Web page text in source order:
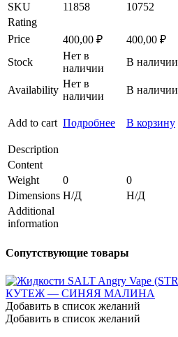
SKU
11858 10752
Rating
Price
400,00 ₽ 400,00 ₽
Stock
Нет в
наличии
В наличии
Availability
Нет в
наличии
В наличии
Add to cart Подробнее В корзину
Description
Content
Weight
0 0
Dimensions Н/Д Н/Д
Additional
information
Сопутствующие товары
Добавить в список желаний
Добавить в список желаний